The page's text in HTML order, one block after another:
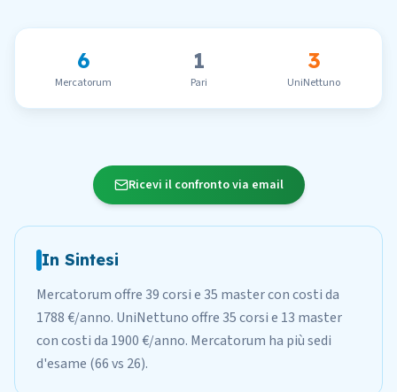
6
Mercatorum
1
Pari
3
UniNettuno
Ricevi il confronto via email
In Sintesi
Mercatorum offre 39 corsi e 35 master con costi da
1788 €/anno. UniNettuno offre 35 corsi e 13 master
con costi da 1900 €/anno. Mercatorum ha più sedi
d'esame (66 vs 26).